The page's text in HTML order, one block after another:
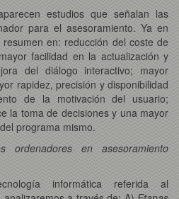
estudios que señalan las
para el asesoramiento. Ya en
en: reducción del coste de
facilidad en la actualización y
del diálogo interactivo; mayor
rapidez, precisión y disponibilidad
de la motivación del usuario;
la toma de decisiones y una mayor
programa mismo.
en asesoramiento
informática referida al